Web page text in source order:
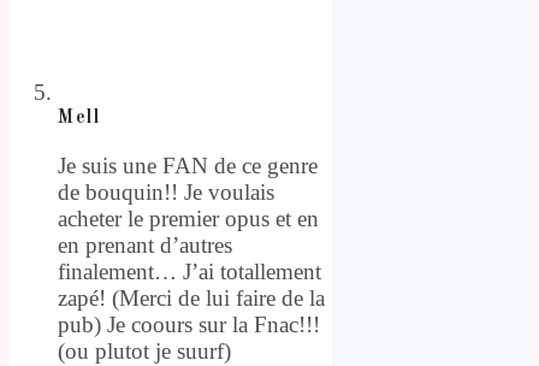
Mell
Je suis une FAN de ce genre
de bouquin!! Je voulais
acheter le premier opus et en
en prenant d’autres
finalement… J’ai totallement
zapé! (Merci de lui faire de la
pub) Je coours sur la Fnac!!!
(ou plutot je suurf)